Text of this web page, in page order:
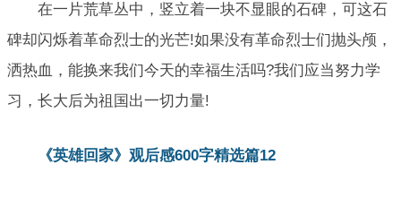
在一片荒草丛中，竖立着一块不显眼的石碑，可这石
碑却闪烁着革命烈士的光芒!如果没有革命烈士们抛头颅，
洒热血，能换来我们今天的幸福生活吗?我们应当努力学
习，长大后为祖国出一切力量!
《英雄回家》观后感600字精选篇12